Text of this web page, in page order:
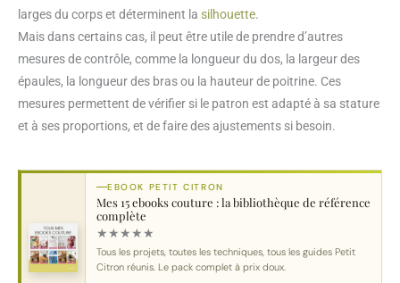
larges du corps et déterminent la silhouette.
Mais dans certains cas, il peut être utile de prendre d’autres
mesures de contrôle, comme la longueur du dos, la largeur des
épaules, la longueur des bras ou la hauteur de poitrine. Ces
mesures permettent de vérifier si le patron est adapté à sa stature
et à ses proportions, et de faire des ajustements si besoin.
EBOOK PETIT CITRON
Mes 15 ebooks couture : la bibliothèque de référence
complète
★★★★★
Tous les projets, toutes les techniques, tous les guides Petit
Citron réunis. Le pack complet à prix doux.